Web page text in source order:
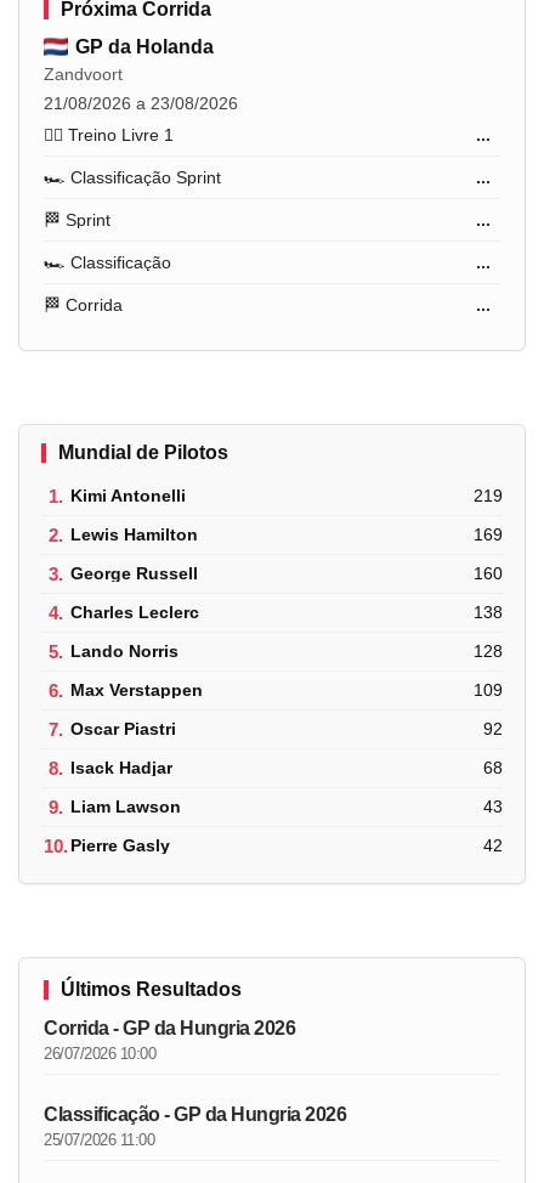
Próxima Corrida
GP da Holanda
Zandvoort
21/08/2026 a 23/08/2026
🏋️‍♂️ Treino Livre 1
...
🏎️ Classificação Sprint ...
🏁 Sprint ...
🏎️ Classificação ...
🏁 Corrida ...
Mundial de Pilotos
1. Kimi Antonelli 219
2. Lewis Hamilton 169
3. George Russell 160
4. Charles Leclerc 138
5. Lando Norris 128
6. Max Verstappen 109
7. Oscar Piastri 92
8. Isack Hadjar 68
9. Liam Lawson 43
10.Pierre Gasly 42
Últimos Resultados
Corrida - GP da Hungria 2026
26/07/2026 10:00
Classificação - GP da Hungria 2026
25/07/2026 11:00